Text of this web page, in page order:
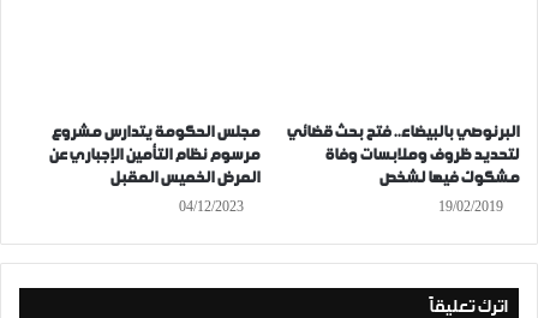
البرنوصي بالبيضاء.. فتح بحث قضائي
لتحديد ظروف وملابسات وفاة
مشكوك فيها لشخص
19/02/2019
مجلس الحكومة يتدارس مشروع
مرسوم نظام التأمين الإجباري عن
المرض الخميس المقبل
04/12/2023
اترك تعليقاً